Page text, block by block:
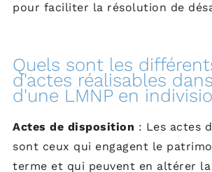
pour faciliter la résolution de
Quels sont les
d'actes réalisables
d'une LMNP en
Actes de disposition : Les actes
sont ceux qui engagent le
terme et qui peuvent en altérer